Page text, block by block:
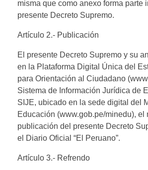
misma que como anexo forma parte
presente Decreto Supremo.
Artículo 2.- Publicación
El presente Decreto Supremo y su
en la Plataforma Digital Única del
para Orientación al Ciudadano
Sistema de Información Jurídica de
SIJE, ubicado en la sede digital del
Educación (www.gob.pe/minedu), el
publicación del presente Decreto
el Diario Oficial “El Peruano”.
Artículo 3.- Refrendo